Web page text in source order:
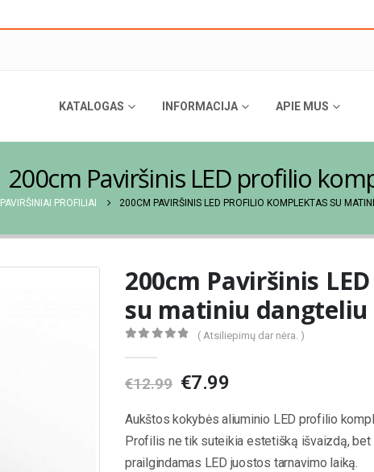
KATALOGAS INFORMACIJA APIE MUS
200cm Paviršinis LED profilio
PAVIRŠINIAI PROFILIAI 200CM PAVIRŠINIS LED PROFILIO KOMPLEKTAS SU
200cm Paviršinis
su matiniu dangteliu
( Atsiliepimų dar nėra. )
€12.99 Original
was:
€12.99.
€7.99
is:
€7.99.
Aukštos kokybės aliuminio LED profilio
Profilis ne tik suteikia estetišką išvaizdą,
prailgindamas LED juostos tarnavimo laiką.